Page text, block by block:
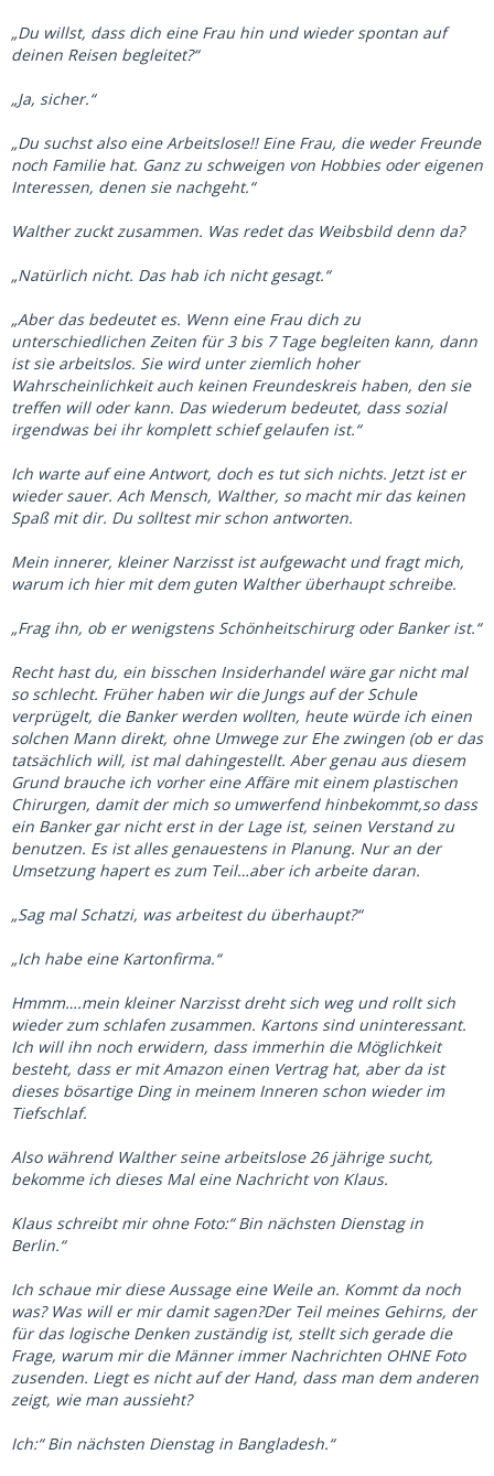
„Du willst, dass dich eine Frau hin und wieder spontan auf
deinen Reisen begleitet?“
„Ja, sicher.“
„Du suchst also eine Arbeitslose!! Eine Frau, die weder Freunde
noch Familie hat. Ganz zu schweigen von Hobbies oder eigenen
Interessen, denen sie nachgeht.“
Walther zuckt zusammen. Was redet das Weibsbild denn da?
„Natürlich nicht. Das hab ich nicht gesagt.“
„Aber das bedeutet es. Wenn eine Frau dich zu
unterschiedlichen Zeiten für 3 bis 7 Tage begleiten kann, dann
ist sie arbeitslos. Sie wird unter ziemlich hoher
Wahrscheinlichkeit auch keinen Freundeskreis haben, den sie
treffen will oder kann. Das wiederum bedeutet, dass sozial
irgendwas bei ihr komplett schief gelaufen ist.“
Ich warte auf eine Antwort, doch es tut sich nichts. Jetzt ist er
wieder sauer. Ach Mensch, Walther, so macht mir das keinen
Spaß mit dir. Du solltest mir schon antworten.
Mein innerer, kleiner Narzisst ist aufgewacht und fragt mich,
warum ich hier mit dem guten Walther überhaupt schreibe.
„Frag ihn, ob er wenigstens Schönheitschirurg oder Banker ist.“
Recht hast du, ein bisschen Insiderhandel wäre gar nicht mal
so schlecht. Früher haben wir die Jungs auf der Schule
verprügelt, die Banker werden wollten, heute würde ich einen
solchen Mann direkt, ohne Umwege zur Ehe zwingen (ob er das
tatsächlich will, ist mal dahingestellt. Aber genau aus diesem
Grund brauche ich vorher eine Affäre mit einem plastischen
Chirurgen, damit der mich so umwerfend hinbekommt,so dass
ein Banker gar nicht erst in der Lage ist, seinen Verstand zu
benutzen. Es ist alles genauestens in Planung. Nur an der
Umsetzung hapert es zum Teil…aber ich arbeite daran.
„Sag mal Schatzi, was arbeitest du überhaupt?“
„Ich habe eine Kartonfirma.“
Hmmm….mein kleiner Narzisst dreht sich weg und rollt sich
wieder zum schlafen zusammen. Kartons sind uninteressant.
Ich will ihn noch erwidern, dass immerhin die Möglichkeit
besteht, dass er mit Amazon einen Vertrag hat, aber da ist
dieses bösartige Ding in meinem Inneren schon wieder im
Tiefschlaf.
Also während Walther seine arbeitslose 26 jährige sucht,
bekomme ich dieses Mal eine Nachricht von Klaus.
Klaus schreibt mir ohne Foto:“ Bin nächsten Dienstag in
Berlin.“
Ich schaue mir diese Aussage eine Weile an. Kommt da noch
was? Was will er mir damit sagen?Der Teil meines Gehirns, der
für das logische Denken zuständig ist, stellt sich gerade die
Frage, warum mir die Männer immer Nachrichten OHNE Foto
zusenden. Liegt es nicht auf der Hand, dass man dem anderen
zeigt, wie man aussieht?
Ich:“ Bin nächsten Dienstag in Bangladesh.“